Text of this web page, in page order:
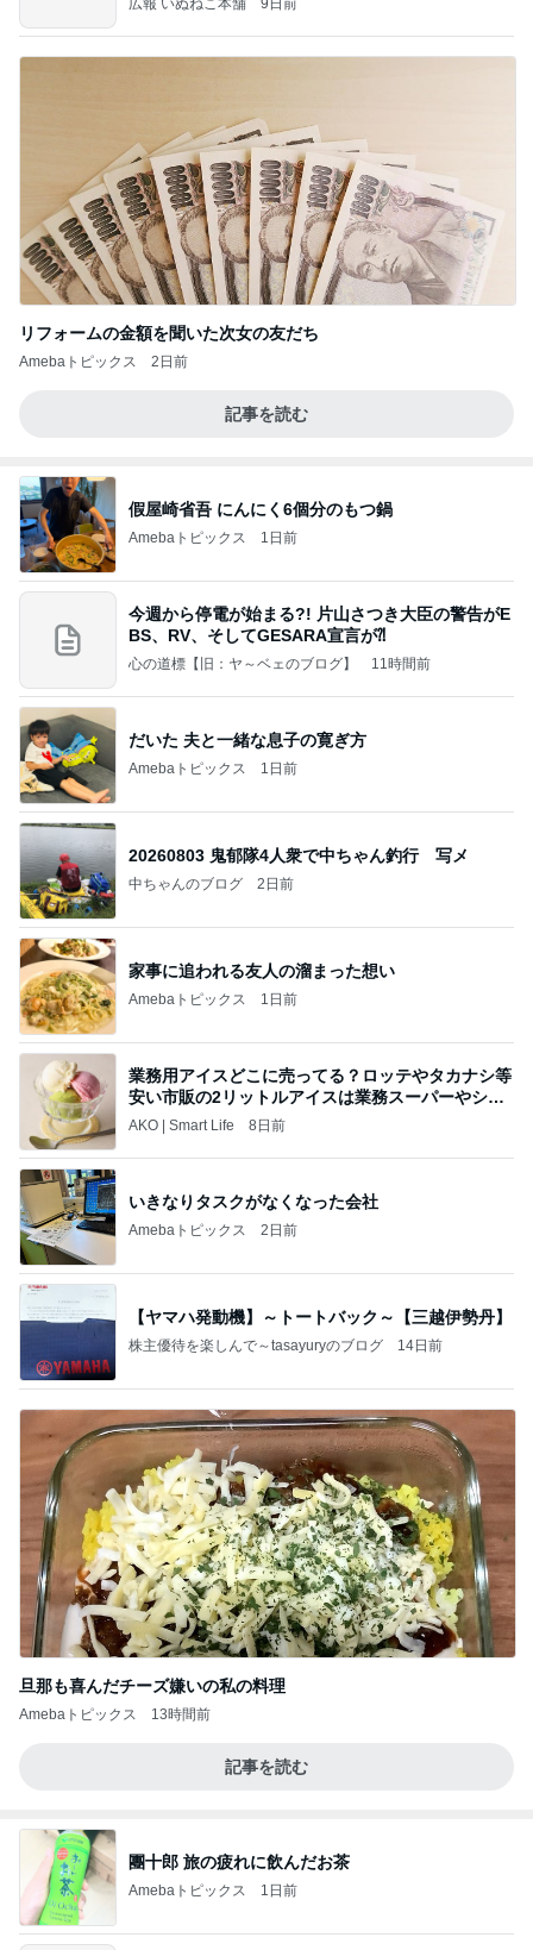
広報 いぬねこ本舗 9日前
リフォームの金額を聞いた次女の友だち
Amebaトピックス 2日前
記事を読む
假屋崎省吾 にんにく6個分のもつ鍋
Amebaトピックス 1日前
今週から停電が始まる?! 片山さつき大臣の警告がE
BS、RV、そしてGESARA宣言が⁈
心の道標【旧：ヤ～ベェのブログ】 11時間前
だいた 夫と一緒な息子の寛ぎ方
Amebaトピックス 1日前
20260803 鬼郁隊4人衆で中ちゃん釣行 写メ
中ちゃんのブログ 2日前
家事に追われる友人の溜まった想い
Amebaトピックス 1日前
業務用アイスどこに売ってる？ロッテやタカナシ等
安い市販の2リットルアイスは業務スーパーやシャ
トレ
AKO | Smart Life 8日前
いきなりタスクがなくなった会社
Amebaトピックス 2日前
【ヤマハ発動機】～トートバック～【三越伊勢丹】
株主優待を楽しんで～tasayuryのブログ 14日前
旦那も喜んだチーズ嫌いの私の料理
Amebaトピックス 13時間前
記事を読む
團十郎 旅の疲れに飲んだお茶
Amebaトピックス 1日前